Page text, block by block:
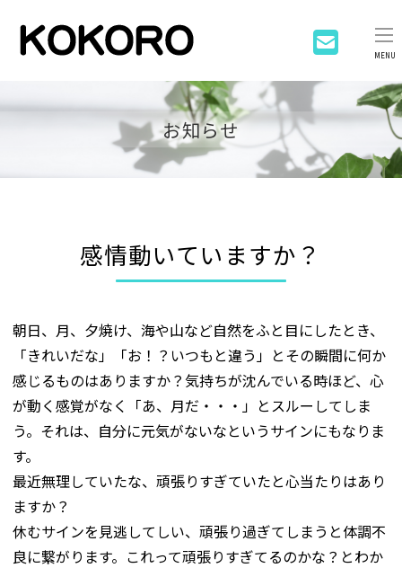
MENU
お知らせ
感情動いていますか？
朝日、月、夕焼け、海や山など自然をふと目にしたとき、
「きれいだな」「お！？いつもと違う」とその瞬間に何か
感じるものはありますか？気持ちが沈んでいる時ほど、心
が動く感覚がなく「あ、月だ・・・」とスルーしてしま
う。それは、自分に元気がないなというサインにもなりま
す。
最近無理していたな、頑張りすぎていたと心当たりはあり
ますか？
休むサインを見逃してしい、頑張り過ぎてしまうと体調不
良に繋がります。これって頑張りすぎてるのかな？とわか